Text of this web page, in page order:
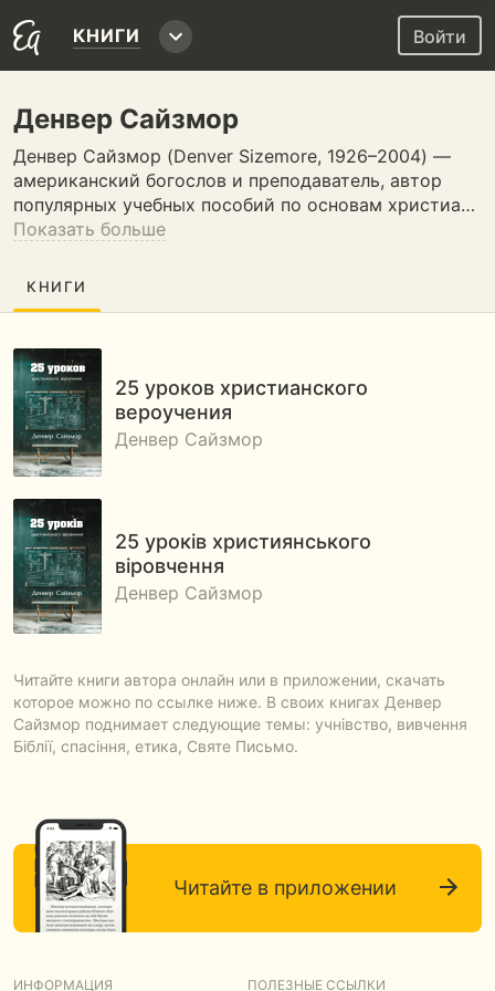
КНИГИ Войти
Денвер Сайзмор
Денвер Сайзмор (Denver Sizemore, 1926–2004) —
американский богослов и преподаватель, автор
популярных учебных пособий по основам христиа…
Показать больше
КНИГИ
25 уроков христианского
вероучения
Денвер Сайзмор
25 уроків християнського
віровчення
Денвер Сайзмор
Читайте книги автора онлайн или в приложении, скачать
которое можно по ссылке ниже. В своих книгах Денвер
Сайзмор поднимает следующие темы: учнівство, вивчення
Біблії, спасіння, етика, Святе Письмо.
Читайте в приложении
ИНФОРМАЦИЯ ПОЛЕЗНЫЕ ССЫЛКИ